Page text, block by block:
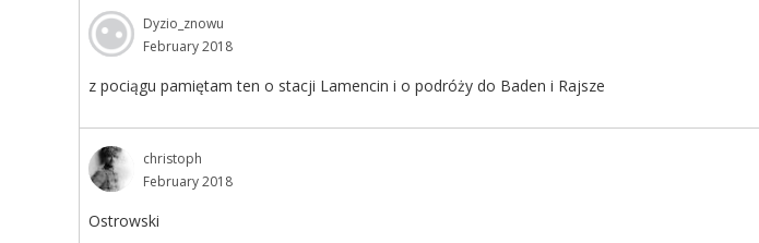
Dyzio_znowu
February 2018
z pociągu pamiętam ten o stacji Lamencin i o podróży do Baden i Rajsze
christoph
February 2018
Ostrowski